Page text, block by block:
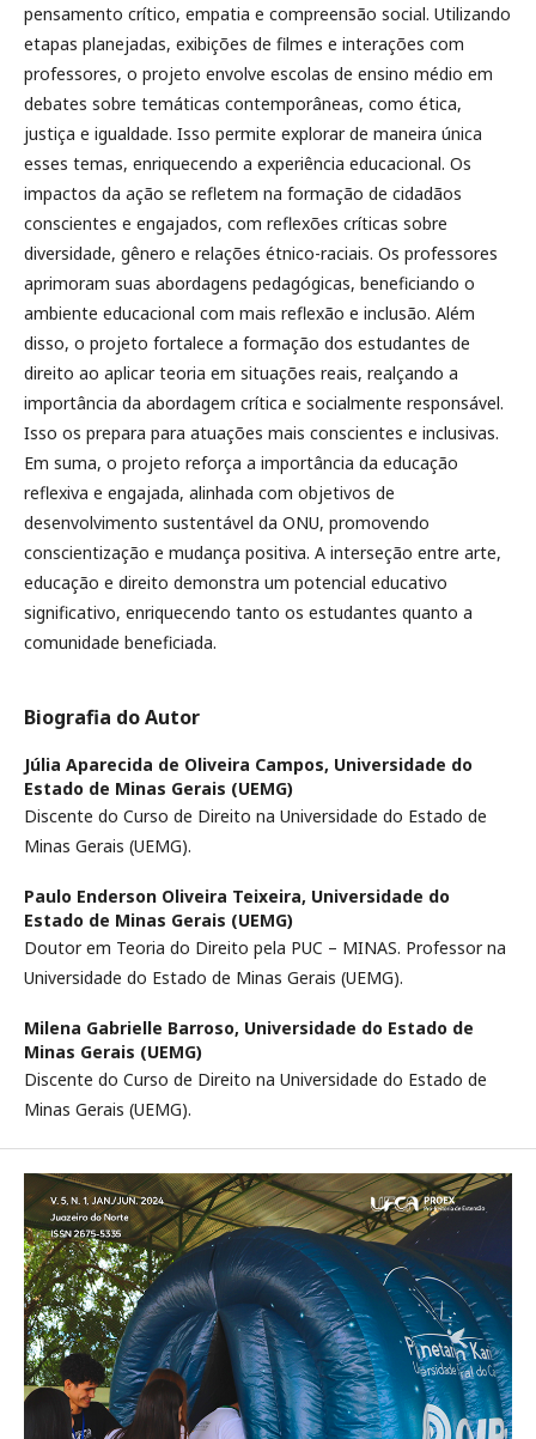
pensamento crítico, empatia e compreensão social. Utilizando
etapas planejadas, exibições de filmes e interações com
professores, o projeto envolve escolas de ensino médio em
debates sobre temáticas contemporâneas, como ética,
justiça e igualdade. Isso permite explorar de maneira única
esses temas, enriquecendo a experiência educacional. Os
impactos da ação se refletem na formação de cidadãos
conscientes e engajados, com reflexões críticas sobre
diversidade, gênero e relações étnico-raciais. Os professores
aprimoram suas abordagens pedagógicas, beneficiando o
ambiente educacional com mais reflexão e inclusão. Além
disso, o projeto fortalece a formação dos estudantes de
direito ao aplicar teoria em situações reais, realçando a
importância da abordagem crítica e socialmente responsável.
Isso os prepara para atuações mais conscientes e inclusivas.
Em suma, o projeto reforça a importância da educação
reflexiva e engajada, alinhada com objetivos de
desenvolvimento sustentável da ONU, promovendo
conscientização e mudança positiva. A interseção entre arte,
educação e direito demonstra um potencial educativo
significativo, enriquecendo tanto os estudantes quanto a
comunidade beneficiada.
Biografia do Autor
Júlia Aparecida de Oliveira Campos, Universidade do
Estado de Minas Gerais (UEMG)
Discente do Curso de Direito na Universidade do Estado de
Minas Gerais (UEMG).
Paulo Enderson Oliveira Teixeira, Universidade do
Estado de Minas Gerais (UEMG)
Doutor em Teoria do Direito pela PUC – MINAS. Professor na
Universidade do Estado de Minas Gerais (UEMG).
Milena Gabrielle Barroso, Universidade do Estado de
Minas Gerais (UEMG)
Discente do Curso de Direito na Universidade do Estado de
Minas Gerais (UEMG).